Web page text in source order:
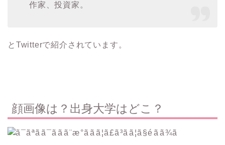
作家、投資家。
とTwitterで紹介されています。
顔画像は？出身大学はどこ？